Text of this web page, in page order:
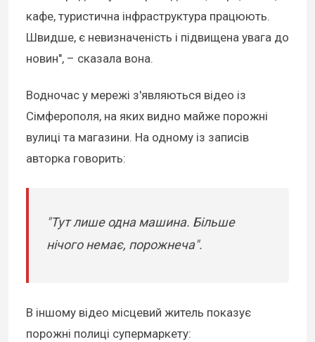
кафе, туристична інфраструктура працюють.
Швидше, є невизначеність і підвищена увага до
новин", – сказала вона.
Водночас у мережі з'являються відео із
Сімферополя, на яких видно майже порожні
вулиці та магазини. На одному із записів
авторка говорить:
"Тут лише одна машина. Більше
нічого немає, порожнеча".
В іншому відео місцевий житель показує
порожні полиці супермаркету: